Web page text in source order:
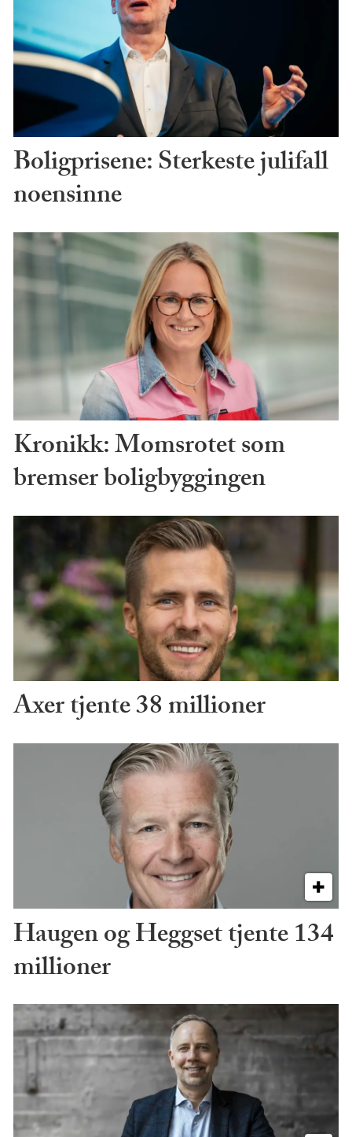
Boligprisene: Sterkeste julifall
noensinne
Kronikk: Momsrotet som
bremser boligbyggingen
Axer tjente 38 millioner
Haugen og Heggset tjente 134
millioner